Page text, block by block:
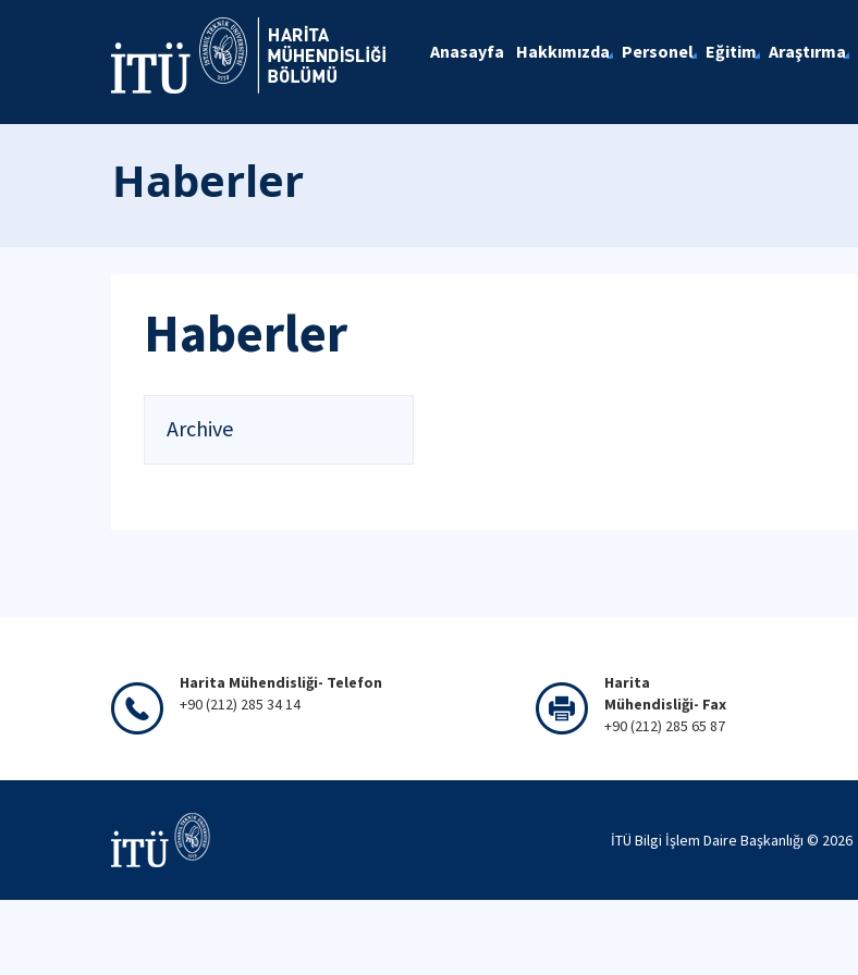
Anasayfa Hakkımızda Personel Eğitim Araştırma
Haberler
Haberler
Archive
Harita Mühendisliği- Telefon
+90 (212) 285 34 14
Harita
Mühendisliği- Fax
+90 (212) 285 65 87
İTÜ Bilgi İşlem Daire Başkanlığı © 2026